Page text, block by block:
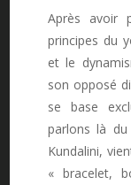
Après avoir
principes du
et le
son opposé
se base
parlons là
Kundalini,
« bracelet,